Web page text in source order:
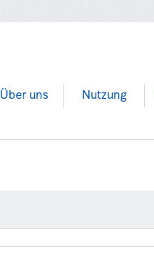
Über uns Nutzung